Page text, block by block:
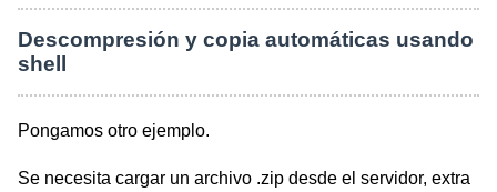
Descompresión y copia automáticas usando
shell
Pongamos otro ejemplo.
Se necesita cargar un archivo .zip desde el servidor, extra